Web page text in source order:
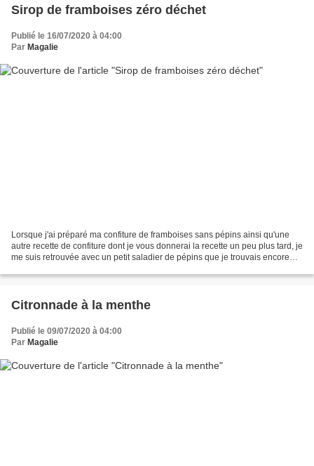
Sirop de framboises zéro déchet
Publié le 16/07/2020 à 04:00
Par Magalie
Lorsque j'ai préparé ma confiture de framboises sans pépins ainsi qu'une
autre recette de confiture dont je vous donnerai la recette un peu plus tard, je
me suis retrouvée avec un petit saladier de pépins que je trouvais encore
Citronnade à la menthe
Publié le 09/07/2020 à 04:00
Par Magalie